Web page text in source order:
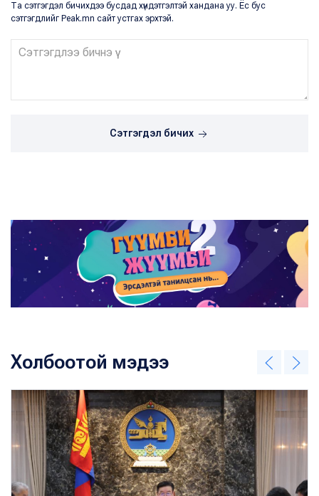
Та сэтгэгдэл бичихдээ бусдад хүндэтгэлтэй хандана уу. Ёс бус
сэтгэгдлийг Peak.mn сайт устгах эрхтэй.
Сэтгэгдэл бичих
Холбоотой мэдээ